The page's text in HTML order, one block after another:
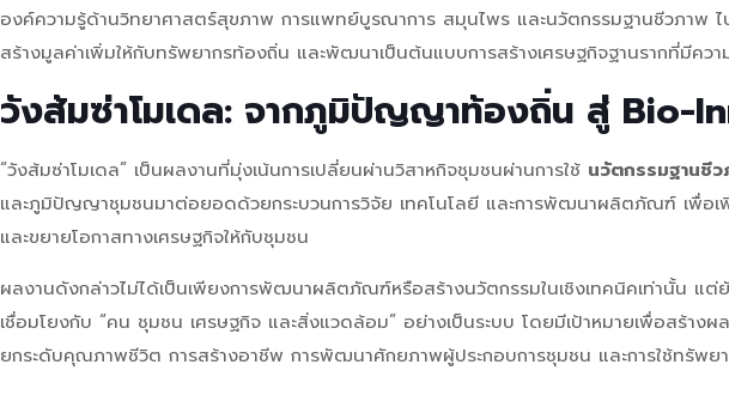
องค์ความรู้ด้านวิทยาศาสตร์สุขภาพ การแพทย์บูรณาการ สมุนไพร และนวัตกรรมฐานชีวภาพ
สร้างมูลค่าเพิ่มให้กับทรัพยากรท้องถิ่น และพัฒนาเป็นต้นแบบการสร้างเศรษฐกิจฐานรากที่มีควา
วังส้มซ่าโมเดล: จากภูมิปัญญาท้องถิ่น สู่ Bio-
“วังส้มซ่าโมเดล” เป็นผลงานที่มุ่งเน้นการเปลี่ยนผ่านวิสาหกิจชุมชนผ่านการใช้ นวัตกรรมฐานชี
และภูมิปัญญาชุมชนมาต่อยอดด้วยกระบวนการวิจัย เทคโนโลยี และการพัฒนาผลิตภัณฑ์ เพื่อเ
และขยายโอกาสทางเศรษฐกิจให้กับชุมชน
ผลงานดังกล่าวไม่ได้เป็นเพียงการพัฒนาผลิตภัณฑ์หรือสร้างนวัตกรรมในเชิงเทคนิคเท่านั้น แต่
เชื่อมโยงกับ “คน ชุมชน เศรษฐกิจ และสิ่งแวดล้อม” อย่างเป็นระบบ โดยมีเป้าหมายเพื่อสร้างผ
ยกระดับคุณภาพชีวิต การสร้างอาชีพ การพัฒนาศักยภาพผู้ประกอบการชุมชน และการใช้ทรัพย